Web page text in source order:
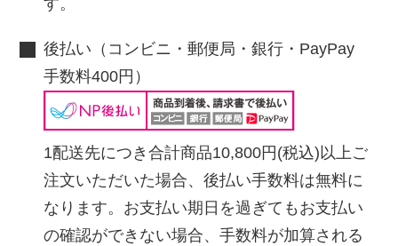
後払い（コンビニ・郵便局・銀行・PayPay
手数料400円）
1配送先につき合計商品10,800円(税込)以上ご
注文いただいた場合、後払い手数料は無料に
なります。お支払い期日を過ぎてもお支払い
の確認ができない場合、手数料が加算される